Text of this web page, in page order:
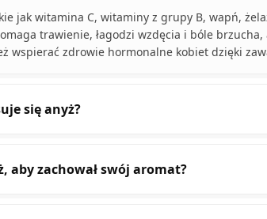
jak witamina C, witaminy z grupy B, wapń,
trawienie, łagodzi wzdęcia i bóle brzucha,
wspierać zdrowie hormonalne kobiet dzięki
się anyż?
aby zachował swój aromat?